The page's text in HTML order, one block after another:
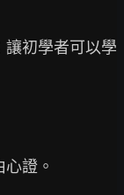
初學者可以學
證。